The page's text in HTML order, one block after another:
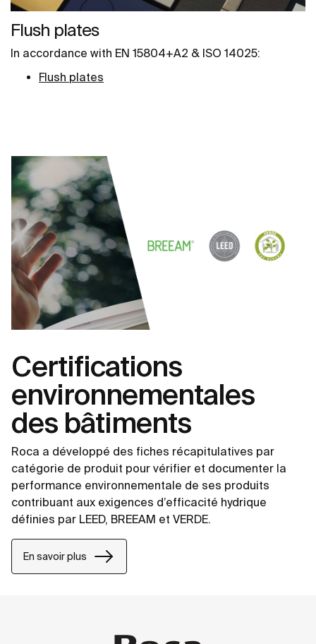
Flush plates
In accordance with EN 15804+A2 & ISO 14025:
Flush plates
Certifications
environnementales
des bâtiments
Roca a développé des fiches récapitulatives par
catégorie de produit pour vérifier et documenter la
performance environnementale de ses produits
contribuant aux exigences d’efficacité hydrique
définies par LEED, BREEAM et VERDE.
En savoir plus